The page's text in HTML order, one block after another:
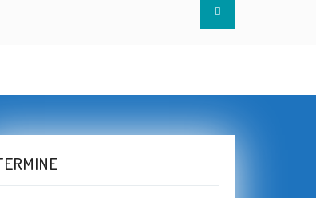
Search